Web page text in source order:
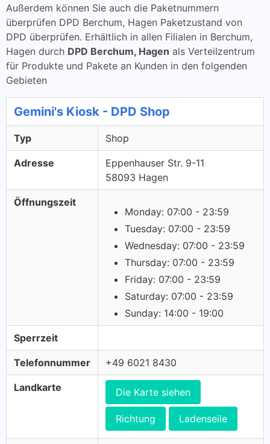
Außerdem können Sie auch die Paketnummern
überprüfen DPD Berchum, Hagen Paketzustand von
DPD überprüfen. Erhältlich in allen Filialen in Berchum,
Hagen durch DPD Berchum, Hagen als Verteilzentrum
für Produkte und Pakete an Kunden in den folgenden
Gebieten
Gemini's Kiosk - DPD Shop
Typ Shop
Adresse
Eppenhauser Str. 9-11
58093 Hagen
Öffnungszeit
Monday: 07:00 - 23:59
Tuesday: 07:00 - 23:59
Wednesday: 07:00 - 23:59
Thursday: 07:00 - 23:59
Friday: 07:00 - 23:59
Saturday: 07:00 - 23:59
Sunday: 14:00 - 19:00
Sperrzeit
Telefonnummer +49 6021 8430
Landkarte Die Karte siehen
Richtung Ladenseile